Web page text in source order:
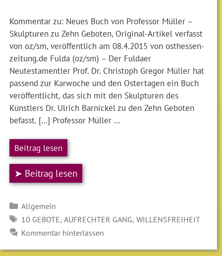
Kommentar zu: Neues Buch von Professor Müller –
Skulpturen zu Zehn Geboten, Original-Artikel verfasst
von oz/sm, veröffentlich am 08.4.2015 von osthessen-
zeitung.de Fulda (oz/sm) – Der Fuldaer
Neutestamentler Prof. Dr. Christoph Gregor Müller hat
passend zur Karwoche und den Ostertagen ein Buch
veröffentlicht, das sich mit den Skulpturen des
Künstlers Dr. Ulrich Barnickel zu den Zehn Geboten
befasst. […] Professor Müller …
Beitrag lesen
➤ Beitrag lesen
Kategorien
Allgemein
SCHLAGWÖRTER
10 GEBOTE, AUFRECHTER GANG, WILLENSFREIHEIT
Kommentar hinterlassen